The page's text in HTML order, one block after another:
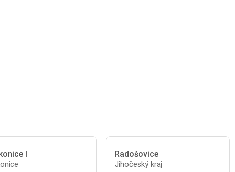
I Radošovice
Jihočeský kraj